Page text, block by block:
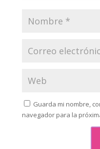
Guarda mi nombre,
navegador para la